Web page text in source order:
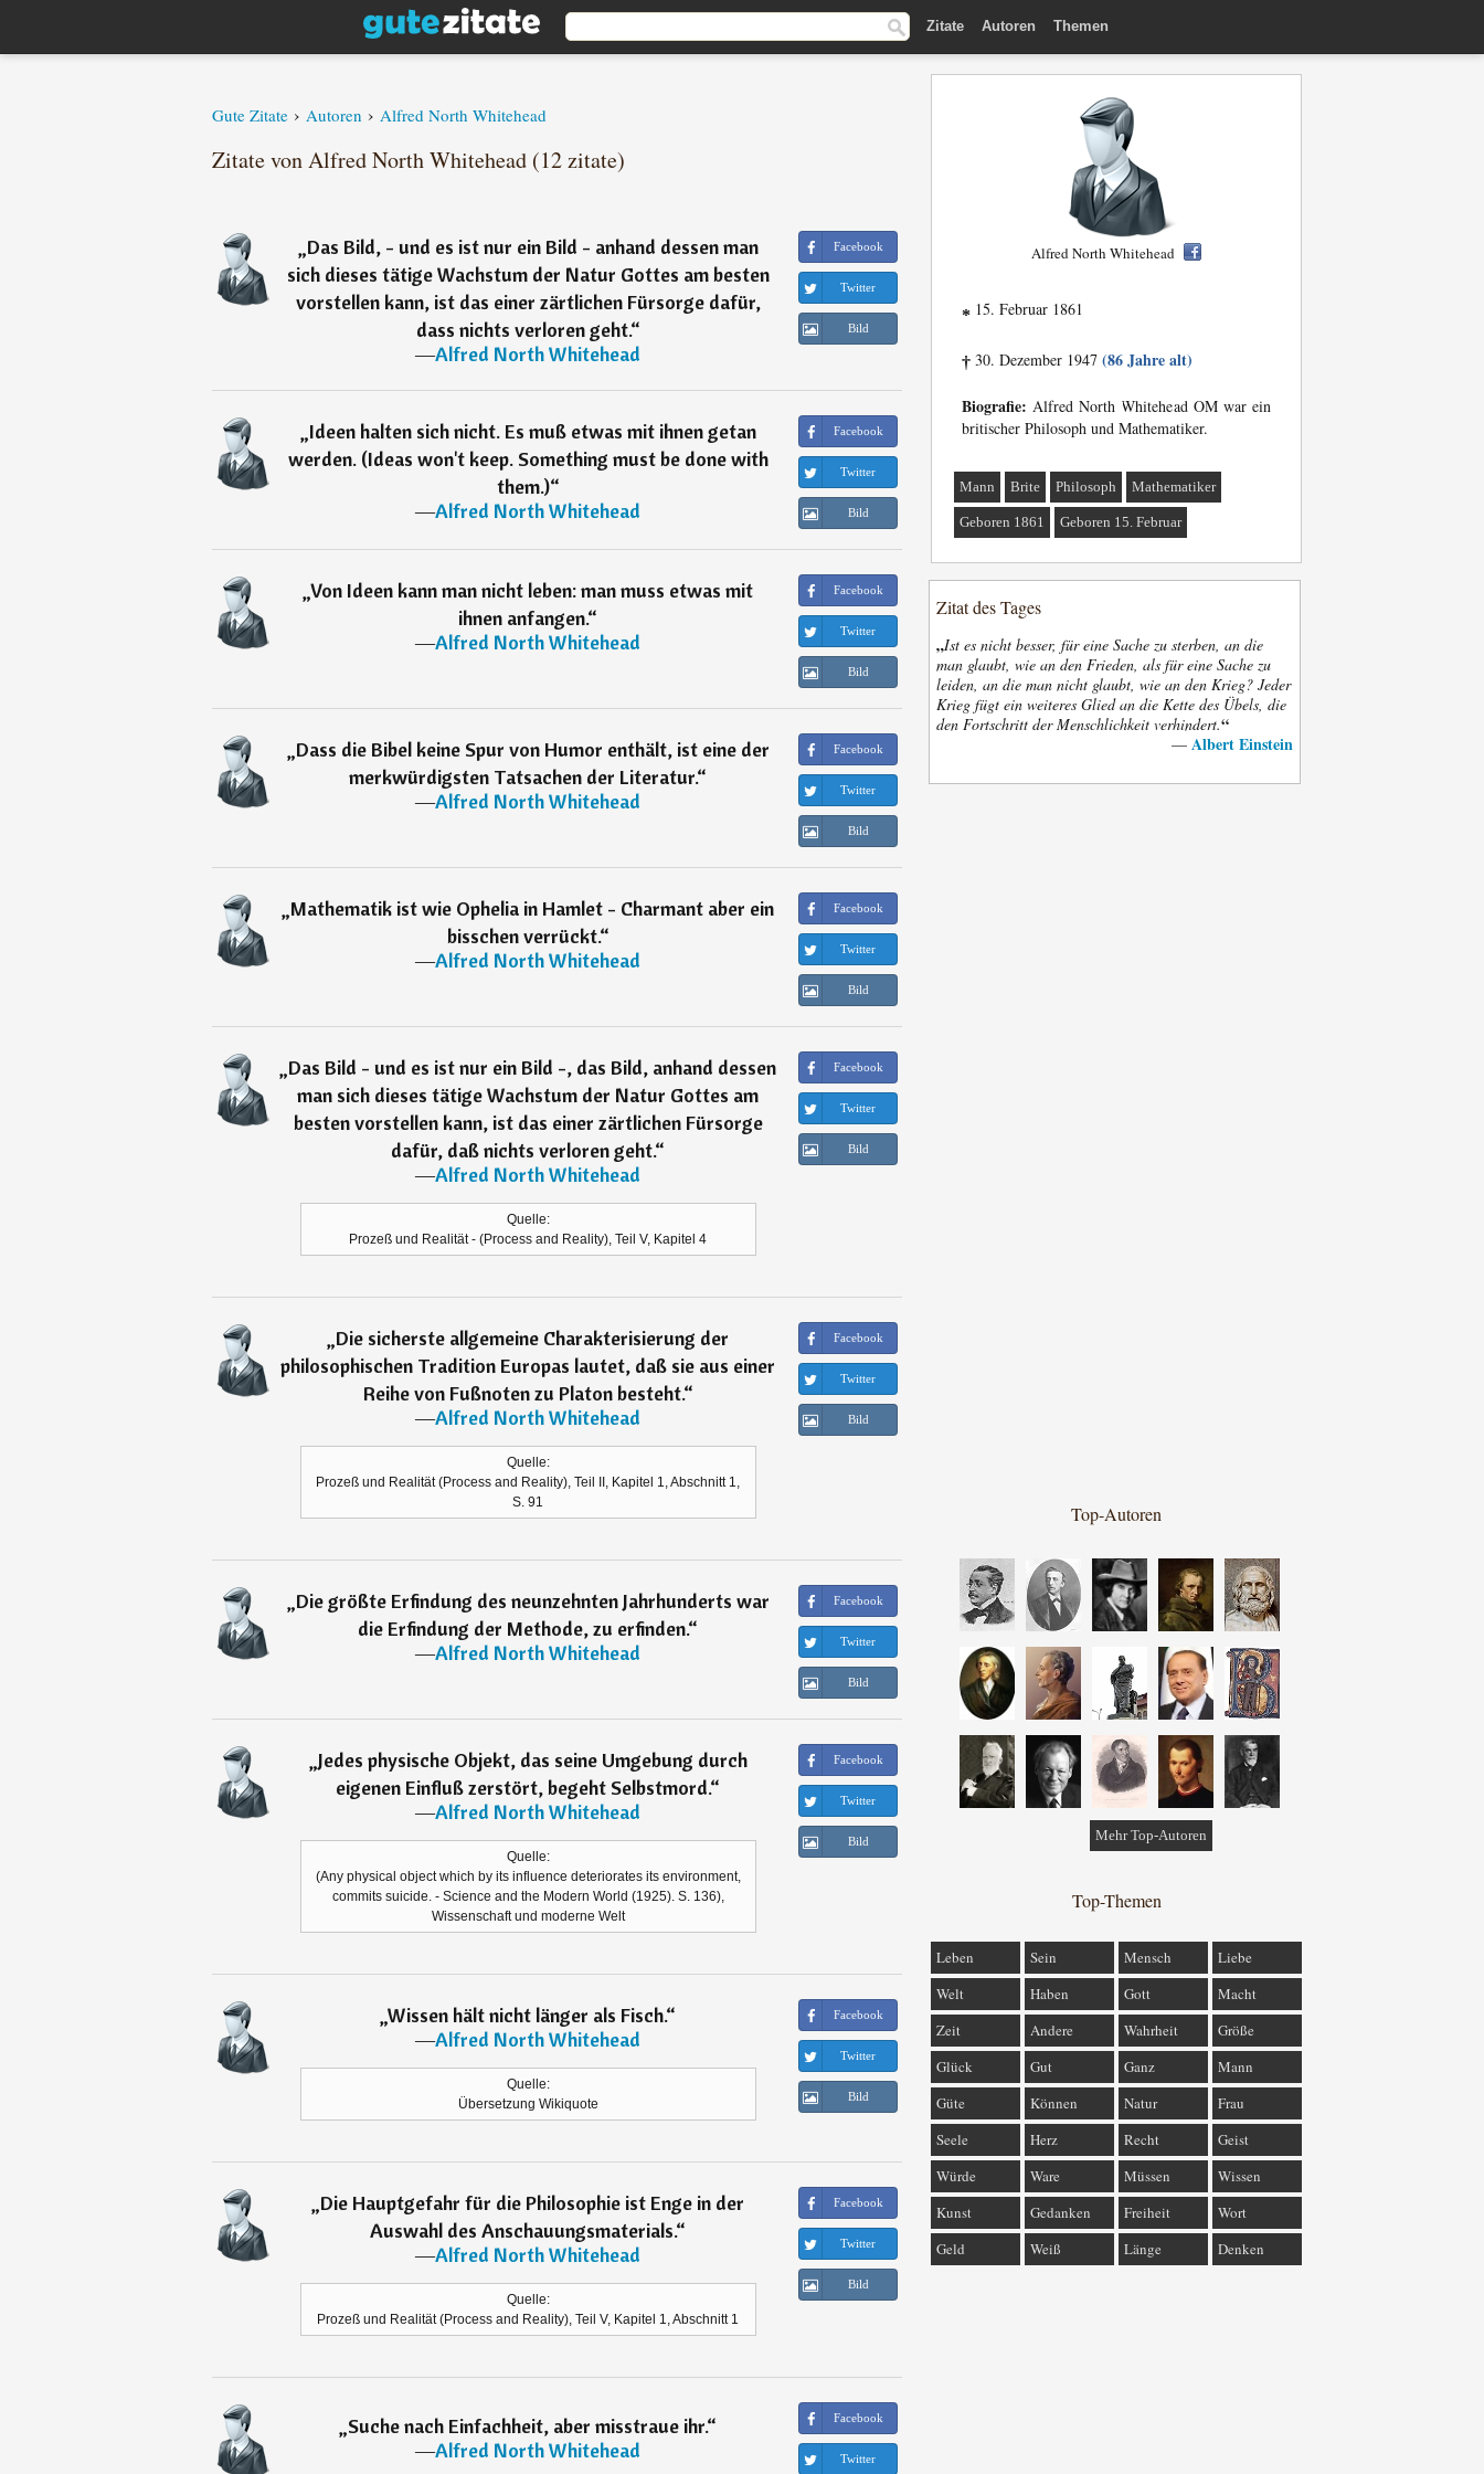
Zitate Autoren Themen
Gute Zitate › Autoren › Alfred North Whitehead
Zitate von Alfred North Whitehead (12 zitate)
„Das Bild, - und es ist nur ein Bild - anhand dessen man
sich dieses tätige Wachstum der Natur Gottes am besten
vorstellen kann, ist das einer zärtlichen Fürsorge dafür,
dass nichts verloren geht.“
―Alfred North Whitehead
Facebook
Twitter
Bild
„Ideen halten sich nicht. Es muß etwas mit ihnen getan
werden. (Ideas won't keep. Something must be done with
them.)“
―Alfred North Whitehead
Facebook
Twitter
Bild
„Von Ideen kann man nicht leben: man muss etwas mit
ihnen anfangen.“
―Alfred North Whitehead
Facebook
Twitter
Bild
„Dass die Bibel keine Spur von Humor enthält, ist eine der
merkwürdigsten Tatsachen der Literatur.“
―Alfred North Whitehead
Facebook
Twitter
Bild
„Mathematik ist wie Ophelia in Hamlet - Charmant aber ein
bisschen verrückt.“
―Alfred North Whitehead
Facebook
Twitter
Bild
„Das Bild - und es ist nur ein Bild -, das Bild, anhand dessen
man sich dieses tätige Wachstum der Natur Gottes am
besten vorstellen kann, ist das einer zärtlichen Fürsorge
dafür, daß nichts verloren geht.“
―Alfred North Whitehead
Quelle:
Prozeß und Realität - (Process and Reality), Teil V, Kapitel 4
Facebook
Twitter
Bild
„Die sicherste allgemeine Charakterisierung der
philosophischen Tradition Europas lautet, daß sie aus einer
Reihe von Fußnoten zu Platon besteht.“
―Alfred North Whitehead
Quelle:
Prozeß und Realität (Process and Reality), Teil II, Kapitel 1, Abschnitt 1,
S. 91
Facebook
Twitter
Bild
„Die größte Erfindung des neunzehnten Jahrhunderts war
die Erfindung der Methode, zu erfinden.“
―Alfred North Whitehead
Facebook
Twitter
Bild
„Jedes physische Objekt, das seine Umgebung durch
eigenen Einfluß zerstört, begeht Selbstmord.“
―Alfred North Whitehead
Quelle:
(Any physical object which by its influence deteriorates its environment,
commits suicide. - Science and the Modern World (1925). S. 136),
Wissenschaft und moderne Welt
Facebook
Twitter
Bild
„Wissen hält nicht länger als Fisch.“
―Alfred North Whitehead
Quelle:
Übersetzung Wikiquote
Facebook
Twitter
Bild
„Die Hauptgefahr für die Philosophie ist Enge in der
Auswahl des Anschauungsmaterials.“
―Alfred North Whitehead
Quelle:
Prozeß und Realität (Process and Reality), Teil V, Kapitel 1, Abschnitt 1
Facebook
Twitter
Bild
„Suche nach Einfachheit, aber misstraue ihr.“
―Alfred North Whitehead
Facebook
Twitter
Alfred North Whitehead
* 15. Februar 1861
† 30. Dezember 1947 (86 Jahre alt)
Biografie: Alfred North Whitehead OM war ein
britischer Philosoph und Mathematiker.
Mann Brite Philosoph Mathematiker
Geboren 1861 Geboren 15. Februar
Zitat des Tages
„Ist es nicht besser, für eine Sache zu sterben, an die
man glaubt, wie an den Frieden, als für eine Sache zu
leiden, an die man nicht glaubt, wie an den Krieg? Jeder
Krieg fügt ein weiteres Glied an die Kette des Übels, die
den Fortschritt der Menschlichkeit verhindert.“
— Albert Einstein
Top-Autoren
Mehr Top-Autoren
Top-Themen
Leben Sein Mensch
Liebe
Welt
Haben Gott
Macht
Zeit
Andere Wahrheit
Größe
Glück
Gut Ganz
Mann
Güte
Können Natur
Frau
Seele
Herz Recht
Geist
Würde
Ware Müssen
Wissen
Kunst
Gedanken Freiheit
Wort
Geld
Weiß Länge Denken